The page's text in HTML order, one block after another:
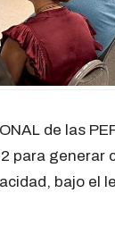
de las
para generar
bajo el